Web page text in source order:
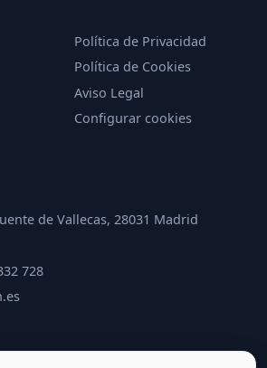
Política de Privacidad
Política de Cookies
Aviso Legal
Configurar cookies
de Vallecas, 28031 Madrid
728